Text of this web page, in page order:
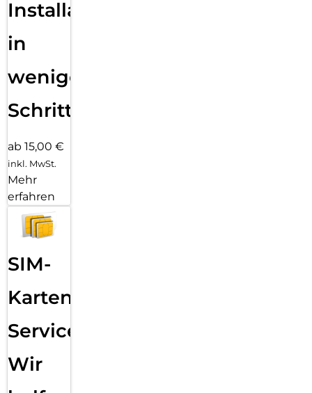
Installation
in
wenigen
Schritten
ab 15,00 €
inkl. MwSt.
Mehr
erfahren
SIM-
Karten
Service:
Wir